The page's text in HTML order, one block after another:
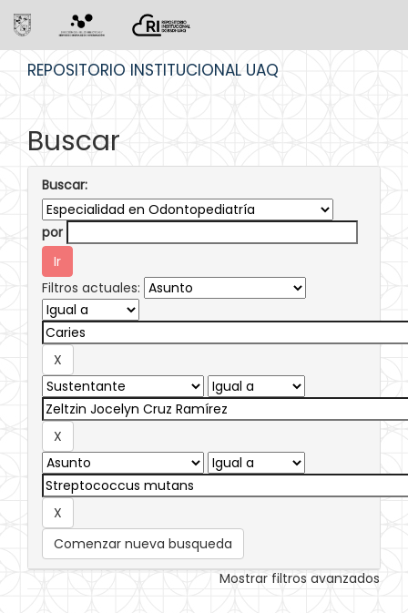
REPOSITORIO INSTITUCIONAL UAQ
Buscar
Buscar:
por
Filtros actuales:
Comenzar nueva busqueda
Mostrar filtros avanzados